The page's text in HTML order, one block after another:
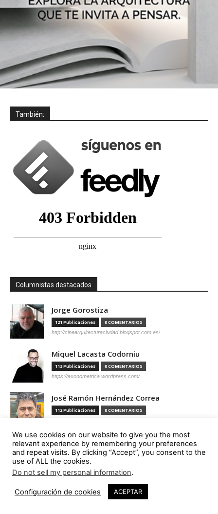
También:
Columnistas destacados
Jorge Gorostiza
121 Publicaciones 0 COMENTARIOS
http://cinearquitecturaciudad.blogspot.com.es/
Miquel Lacasta Codorniu
113 Publicaciones 0 COMENTARIOS
https://axonometrica.wordpress.com/
José Ramón Hernández Correa
112 Publicaciones 0 COMENTARIOS
Miguel Ángel Díaz Camacho
95 Publicaciones 0 COMENTARIOS
https://madc.xyz/
Ana Barreiro Blanco
0 COMENTARIOS
We use cookies on our website to give you the most
relevant experience by remembering your preferences
and repeat visits. By clicking “Accept”, you consent to the
use of ALL the cookies.
Do not sell my personal information.
Configuración de cookies ACEPTAR